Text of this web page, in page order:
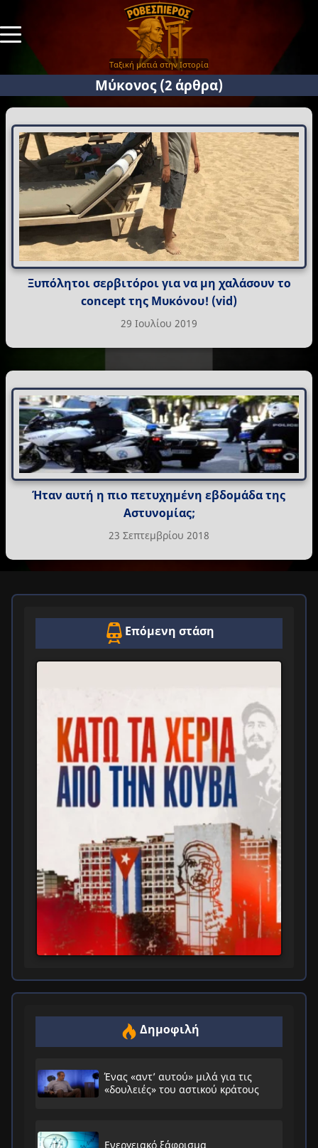
Ταξική ματιά στην Ιστορία
Μύκονος(2 άρθρα)
Ξυπόλητοι σερβιτόροι για να μη χαλάσουν το
concept της Μυκόνου! (vid)
29 Ιουλίου 2019
Ήταν αυτή η πιο πετυχημένη εβδομάδα της
Αστυνομίας;
23 Σεπτεμβρίου 2018
Επόμενη στάση
Δημοφιλή
Ένας «αντ’ αυτού» μιλά για τις
«δουλειές» του αστικού κράτους
Ενεργειακό ξάφρισμα